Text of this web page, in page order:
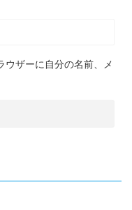
ウザーに自分の名前、メ